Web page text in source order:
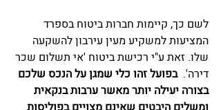
לשם כך, קיימות חברות ביטוח בספרד
המציעות למשקיע מעין עירבון להשקעה
שלו. זאת ע"י רכישת ביטוח 'אי תשלום שכר
דירה'. בפועל זהו כלי שמגן על הנכס שלכם
בצורה יעילה יותר מאשר ערבות בנקאית